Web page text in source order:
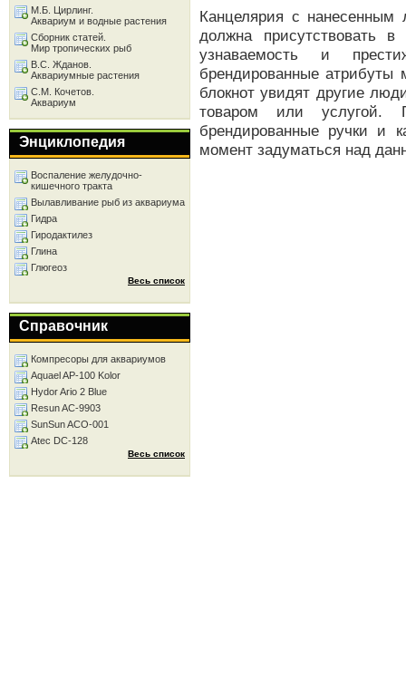
Канцелярия с нанесенным
должна
узнаваемость и
брендированные атрибуты
блокнот увидят другие
товаром или
брендированные ручки и
момент задуматься над
М.Б. Цирлинг.
Аквариум и водные растения
Сборник статей.
Мир тропических рыб
В.С. Жданов.
Аквариумные растения
С.М. Кочетов.
Аквариум
Энциклопедия
Воспаление желудочно-
кишечного тракта
Вылавливание рыб из аквариума
Гидра
Гиродактилез
Глина
Глюгеоз
Весь список
Справочник
Компресоры для аквариумов
Aquael AP-100 Kolor
Hydor Ario 2 Blue
Resun AC-9903
SunSun ACO-001
Atec DC-128
Весь список